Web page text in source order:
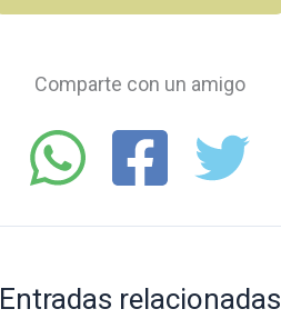
Comparte con un amigo
Entradas relacionadas